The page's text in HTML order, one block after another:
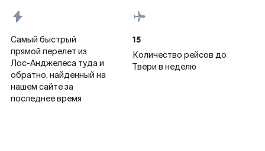
Самый быстрый
прямой перелет из
Лос-Анджелеса туда и
обратно, найденный на
нашем сайте за
последнее время
15
Количество рейсов до
Твери в неделю